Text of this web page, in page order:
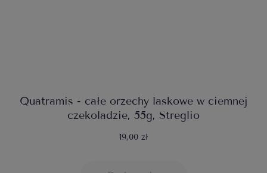
Quatramis - całe orzechy laskowe w ciemnej
czekoladzie, 55g, Streglio
19,00 zł